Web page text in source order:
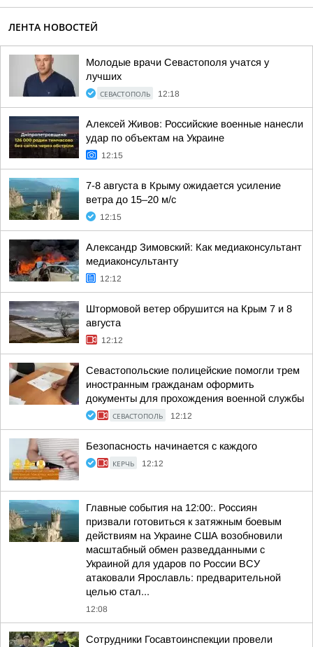
ЛЕНТА НОВОСТЕЙ
Молодые врачи Севастополя учатся у
лучших
СЕВАСТОПОЛЬ 12:18
Алексей Живов: Российские военные нанесли
удар по объектам на Украине
12:15
7-8 августа в Крыму ожидается усиление
ветра до 15–20 м/с
12:15
Александр Зимовский: Как медиаконсультант
медиаконсультанту
12:12
Штормовой ветер обрушится на Крым 7 и 8
августа
12:12
Севастопольские полицейские помогли трем
иностранным гражданам оформить
документы для прохождения военной службы
СЕВАСТОПОЛЬ 12:12
Безопасность начинается с каждого
КЕРЧЬ 12:12
Главные события на 12:00:. Россиян
призвали готовиться к затяжным боевым
действиям на Украине США возобновили
масштабный обмен разведданными с
Украиной для ударов по России ВСУ
атаковали Ярославль: предварительной
целью стал...
12:08
Сотрудники Госавтоинспекции провели